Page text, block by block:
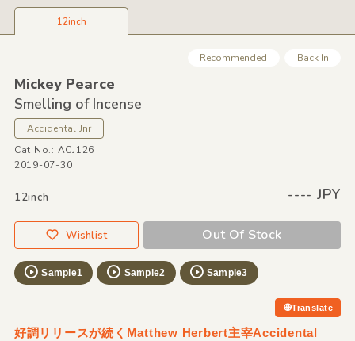
12inch
Recommended Back In
Mickey Pearce
Smelling of Incense
Accidental Jnr
Cat No.: ACJ126
2019-07-30
12inch ---- JPY
Wishlist Out Of Stock
Sample1 Sample2 Sample3
Translate
好調リリースが続くMatthew Herbert主宰Accidental